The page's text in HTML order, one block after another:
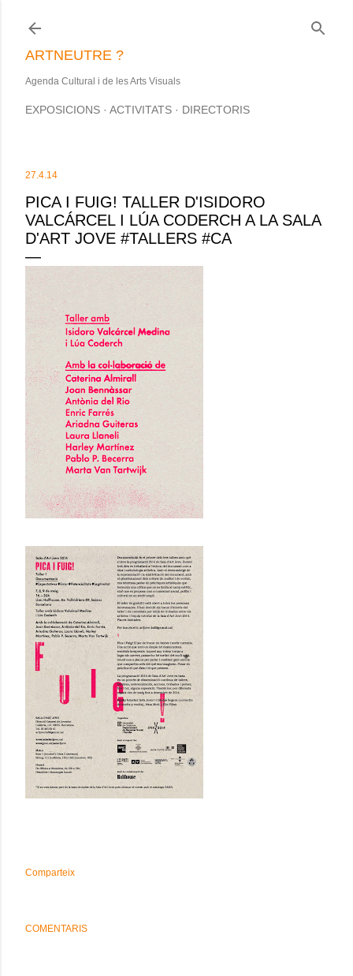
ARTNEUTRE ?
Agenda Cultural i de les Arts Visuals
EXPOSICIONS ACTIVITATS DIRECTORIS
27.4.14
PICA I FUIG! TALLER D'ISIDORO
VALCÁRCEL I LÚA CODERCH A LA SALA
D'ART JOVE #TALLERS #CA
Comparteix
COMENTARIS